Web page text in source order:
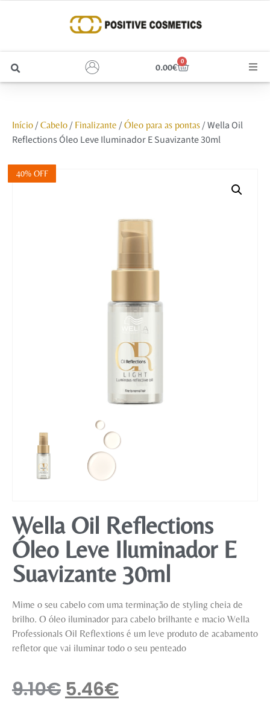
0.00€
0
Unhas
Início/ Cabelo/ Finalizante / Óleo para as pontas/ Wella Oil
Reflections Óleo Leve Iluminador E Suavizante 30ml
40% OFF
Wella Oil Reflections
Óleo Leve Iluminador E
Suavizante 30ml
Mime o seu cabelo com uma terminação de styling cheia de
brilho. O óleo iluminador para cabelo brilhante e macio Wella
Professionals Oil Reflextions é um leve produto de acabamento
refletor que vai iluminar todo o seu penteado
9.10€ 5.46€